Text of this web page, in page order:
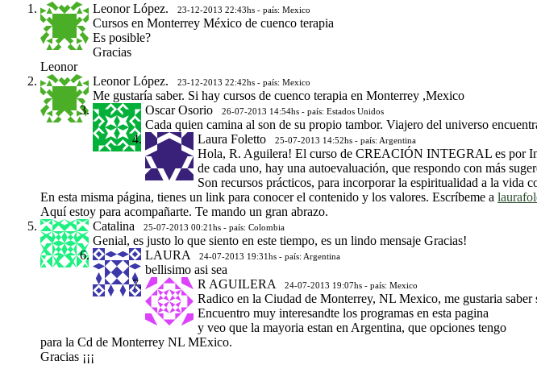
Leonor López.
23-12-2013 22:43hs - país: Mexico
Cursos en Monterrey México de cuenco terapia
Es posible?
Gracias
Leonor
Leonor López.
23-12-2013 22:42hs - país: Mexico
Me gustaría saber. Si hay cursos de cuenco terapia en Monterrey ,Mexico
Oscar Osorio
26-07-2013 14:54hs - país: Estados Unidos
Cada quien camina al son de su propio tambor. Viajero del universo
Laura Foletto
25-07-2013 14:52hs - país: Argentina
Hola, R. Aguilera! El curso de CREACIÓN INTEGRAL es por
de cada uno, hay una autoevaluación, que respondo con más
Son recursos prácticos, para incorporar la espiritualidad a la vida
En esta misma página, tienes un link para conocer el contenido y los valores. Escríbeme a
Aquí estoy para acompañarte. Te mando un gran abrazo.
Catalina
25-07-2013 00:21hs - país: Colombia
Genial, es justo lo que siento en este tiempo, es un lindo mensaje Gracias!
LAURA
24-07-2013 19:31hs - país: Argentina
bellisimo asi sea
R AGUILERA
24-07-2013 19:07hs - país: Mexico
Radico en la Ciudad de Monterrey, NL Mexico, me gustaria saber
Encuentro muy interesandte los programas en esta pagina
y veo que la mayoria estan en Argentina, que opciones tengo
para la Cd de Monterrey NL MExico.
Gracias ¡¡¡